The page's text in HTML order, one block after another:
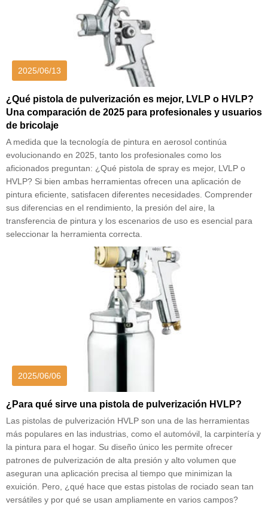
2025/06/13
¿Qué pistola de pulverización es mejor, LVLP o HVLP?
Una comparación de 2025 para profesionales y usuarios
de bricolaje
A medida que la tecnología de pintura en aerosol continúa
evolucionando en 2025, tanto los profesionales como los
aficionados preguntan: ¿Qué pistola de spray es mejor, LVLP o
HVLP? Si bien ambas herramientas ofrecen una aplicación de
pintura eficiente, satisfacen diferentes necesidades. Comprender
sus diferencias en el rendimiento, la presión del aire, la
transferencia de pintura y los escenarios de uso es esencial para
seleccionar la herramienta correcta.
2025/06/06
¿Para qué sirve una pistola de pulverización HVLP?
Las pistolas de pulverización HVLP son una de las herramientas
más populares en las industrias, como el automóvil, la carpintería y
la pintura para el hogar. Su diseño único les permite ofrecer
patrones de pulverización de alta presión y alto volumen que
aseguran una aplicación precisa al tiempo que minimizan la
exuición. Pero, ¿qué hace que estas pistolas de rociado sean tan
versátiles y por qué se usan ampliamente en varios campos?